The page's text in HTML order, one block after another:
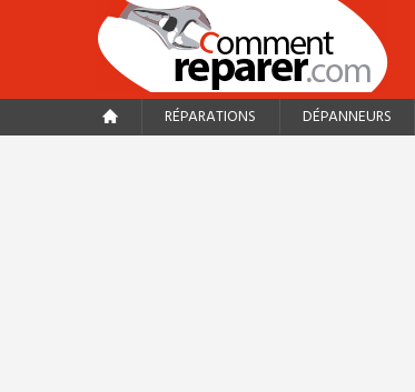
RÉPARATIONS DÉPANNEURS